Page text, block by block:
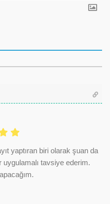
yaptıran biri olarak şuan da
tavsiye ederim.